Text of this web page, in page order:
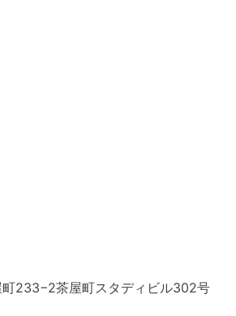
町233−2茶屋町スタディビル302号